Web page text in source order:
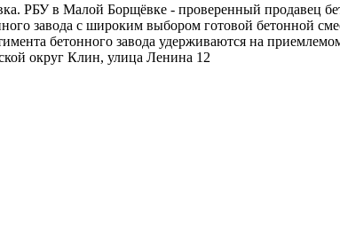
РБУ в Малой Борщёвке - проверенный продавец
завода с широким выбором готовой бетонной
бетонного завода удерживаются на
округ Клин, улица Ленина 12